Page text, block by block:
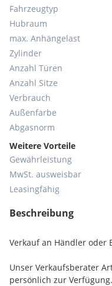
Fahrzeugtyp
Hubraum
max. Anhängelast
Zylinder
Anzahl Türen
Anzahl Sitze
Verbrauch
Außenfarbe
Abgasnorm
Weitere Vorteile
Gewährleistung
MwSt. ausweisbar
Leasingfähig
Beschreibung
Verkauf an Händler oder
Unser Verkaufsberater
persönlich zur Verfügung.